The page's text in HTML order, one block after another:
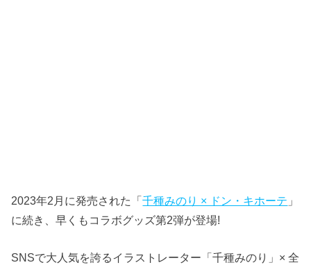
2023年2月に発売された「千種みのり × ドン・キホーテ 」
に続き、早くもコラボグッズ第2弾が登場!
SNSで大人気を誇るイラストレーター「千種みのり」× 全